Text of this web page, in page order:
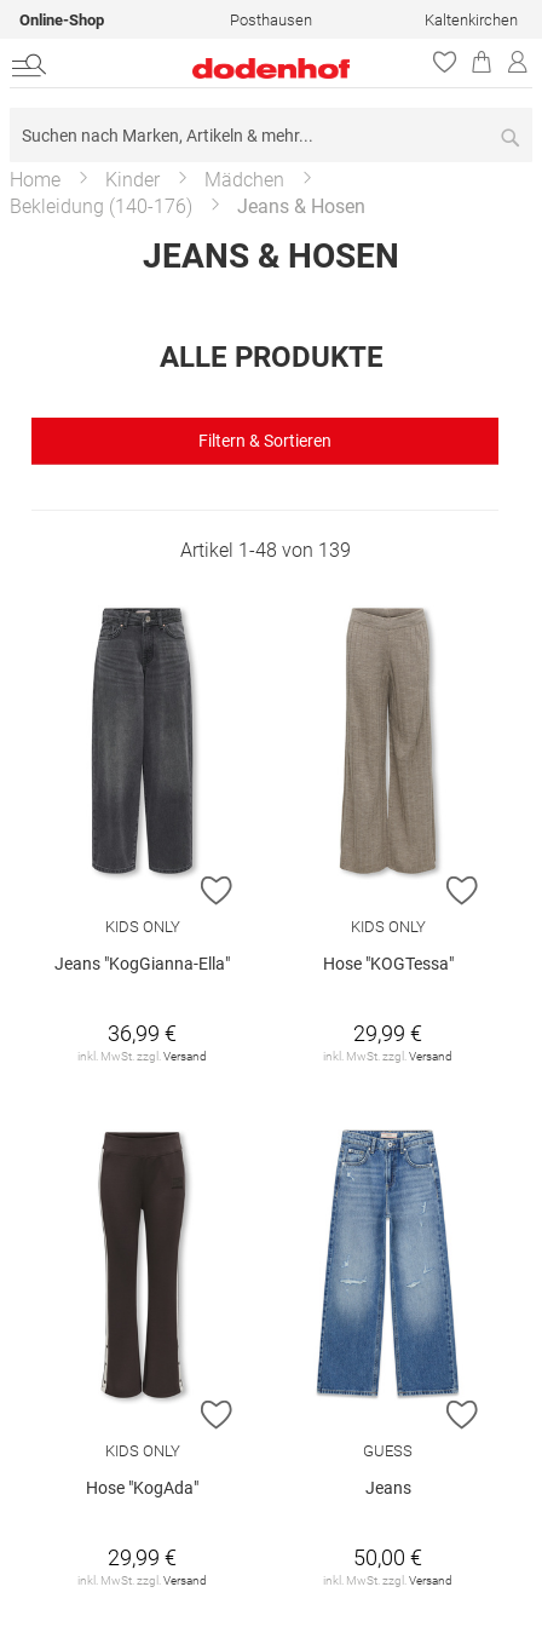
Online-Shop Posthausen Kaltenkirchen
Home Kinder
Mädchen
Bekleidung (140-176)
Jeans & Hosen
JEANS & HOSEN
ALLE PRODUKTE
Filtern & Sortieren
Artikel 1-48 von 139
ZUR WUNSCHLISTE HINZUFÜGEN
KIDS ONLY
Jeans "KogGianna-Ella"
36,99 €
inkl. MwSt. zzgl. Versand
ZUR
KIDS ONLY
Hose "KOGTessa"
29,99 €
inkl. MwSt. zzgl. Versand
ZUR WUNSCHLISTE HINZUFÜGEN
KIDS ONLY
Hose "KogAda"
29,99 €
inkl. MwSt. zzgl. Versand
ZUR
GUESS
Jeans
50,00 €
inkl. MwSt. zzgl. Versand